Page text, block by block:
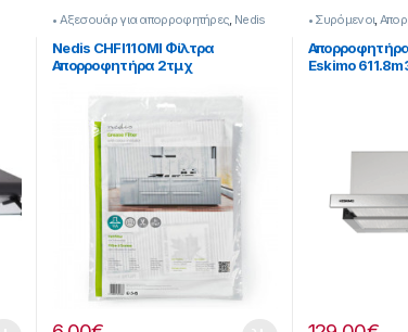
• Αξεσουάρ για απορροφητήρες, Nedis
Nedis CHFI110MI Φίλτρα
Απορροφητήρα 2τμχ
• Συρόμενοι,
Eskimo